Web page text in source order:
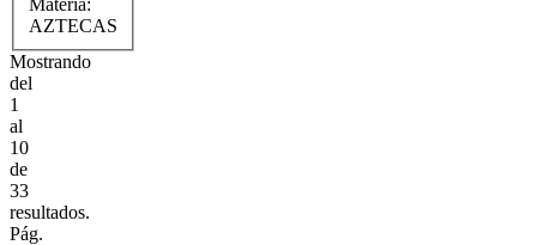
AZTECAS
Mostrando
del
1
al
10
de
33
resultados.
Pág.